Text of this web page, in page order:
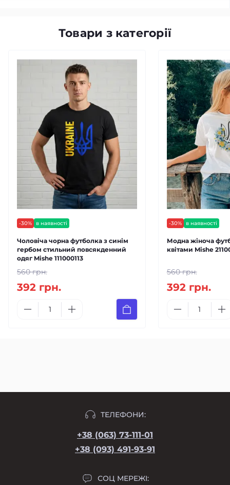
Товари з категорії
-30% в наявності
Чоловіча чорна футболка з синім
гербом стильний повсякденний
одяг Mishe 111000113
560 грн.
392 грн.
-30% в наявності
Модна жіноча
квітами Mishe
560 грн.
392 грн.
ТЕЛЕФОНИ:
+38 (063) 73-111-01
+38 (093) 491-93-91
СОЦ МЕРЕЖІ: